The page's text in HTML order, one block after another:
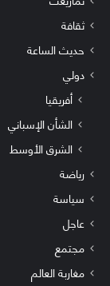
ثقافة
حديث الساعة
دولي
أفريقيا
الشأن الإسباني
الشرق الأوسط
رياضة
سياسة
عاجل
مجتمع
مغاربة العالم